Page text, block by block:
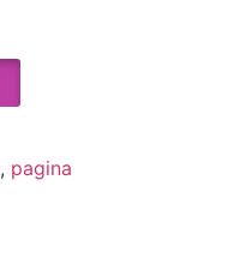
, pagina